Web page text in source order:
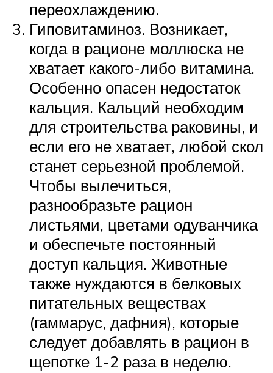
переохлаждению.
Гиповитаминоз. Возникает,
когда в рационе моллюска не
хватает какого-либо витамина.
Особенно опасен недостаток
кальция. Кальций необходим
для строительства раковины, и
если его не хватает, любой скол
станет серьезной проблемой.
Чтобы вылечиться,
разнообразьте рацион
листьями, цветами одуванчика
и обеспечьте постоянный
доступ кальция. Животные
также нуждаются в белковых
питательных веществах
(гаммарус, дафния), которые
следует добавлять в рацион в
щепотке 1-2 раза в неделю.